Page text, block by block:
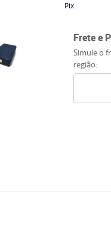
Pix
Frete e
Simule o
região: